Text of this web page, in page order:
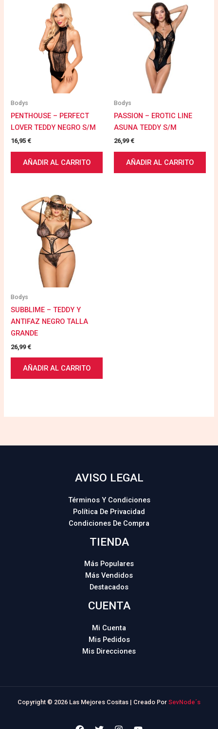
Bodys
PENTHOUSE – PERFECT
LOVER TEDDY NEGRO S/M
16,95€
AÑADIR AL CARRITO
Bodys
PASSION – EROTIC LINE
ASUNA TEDDY S/M
26,99€
AÑADIR AL CARRITO
Bodys
SUBBLIME – TEDDY Y
ANTIFAZ NEGRO TALLA
GRANDE
26,99€
AÑADIR AL CARRITO
AVISO LEGAL
Términos Y Condiciones
Política De Privacidad
Condiciones De Compra
TIENDA
Más Populares
Más Vendidos
Destacados
CUENTA
Mi Cuenta
Mis Pedidos
Mis Direcciones
Copyright © 2026 Las Mejores Cositas | Creado Por SevNode´s